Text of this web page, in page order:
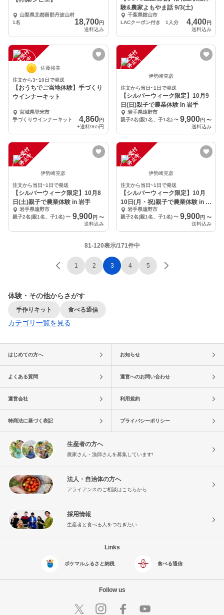
山梨県北都留郡丹波山村
1名
18,700円
送料込み
験&農家よもやま話 9/3(土)
千葉県館山市
LACクーポン付き 1人分
4,400円
送料込み
注
文
受
付
停
止
中 佐藤裕美
注文から3~10日で発送
【おうちでご当地体験】手づくり
ウインナーキット
宮城県登米市
4,860円
+送料965円
注
文
受
付
停
止
中
伊勢崎克彦
注文から当日~1日で発送
【シルバーウィーク限定】10月9
日(日)親子で農業体験 in 岩手
岩手県遠野市
親子2名(親1名、子1名) 〜 9,900円 〜
送料込み
注
文
受
付
停
止
中
伊勢崎克彦
注文から当日~1日で発送
【シルバーウィーク限定】10月8
日(土)親子で農業体験 in 岩手
岩手県遠野市
親子2名(親1名、子1名)〜 9,900円 〜
送料込み
注
文
受
付
停
止
中
伊勢崎克彦
注文から当日~1日で発送
【シルバーウィーク限定】10月
10日(月・祝)親子で農業体験 in 岩
手 岩手県遠野市
親子2名(親1名、子1名) 〜 9,900円 〜
送料込み
81-120表示/171件中
1 2 3 4 5
体験・その他からさがす
手作りキット 食べる通信
カテゴリ一覧を見る
はじめての方へ お知らせ
よくある質問 運営へのお問い合わせ
運営会社 利用規約
特商法に基づく表記 プライバシーポリシー
生産者の方へ
農家さん・漁師さんを募集しています!
法人・自治体の方へ
アライアンスのご相談はこちらから
採用情報
生産者と食べる人をつなぎたい
Links
ポケマルふるさと納税 食べる通信
Follow us